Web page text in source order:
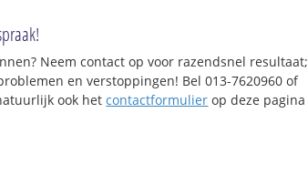
Neem contact op voor razendsnel resultaat;
en verstoppingen! Bel 013-7620960 of
ook hetcontactformulier op deze pagina